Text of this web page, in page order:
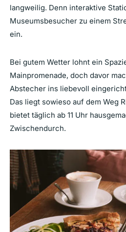
langweilig. Denn interaktive
Museumsbesucher zu einem
ein.
Bei gutem Wetter lohnt ein
Mainpromenade, doch davor
Abstecher ins liebevoll
Das liegt sowieso auf dem Weg
bietet täglich ab 11 Uhr
Zwischendurch.